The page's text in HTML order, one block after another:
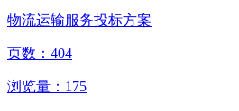
物流运输服务投标方案
页数： 404
浏览量： 175